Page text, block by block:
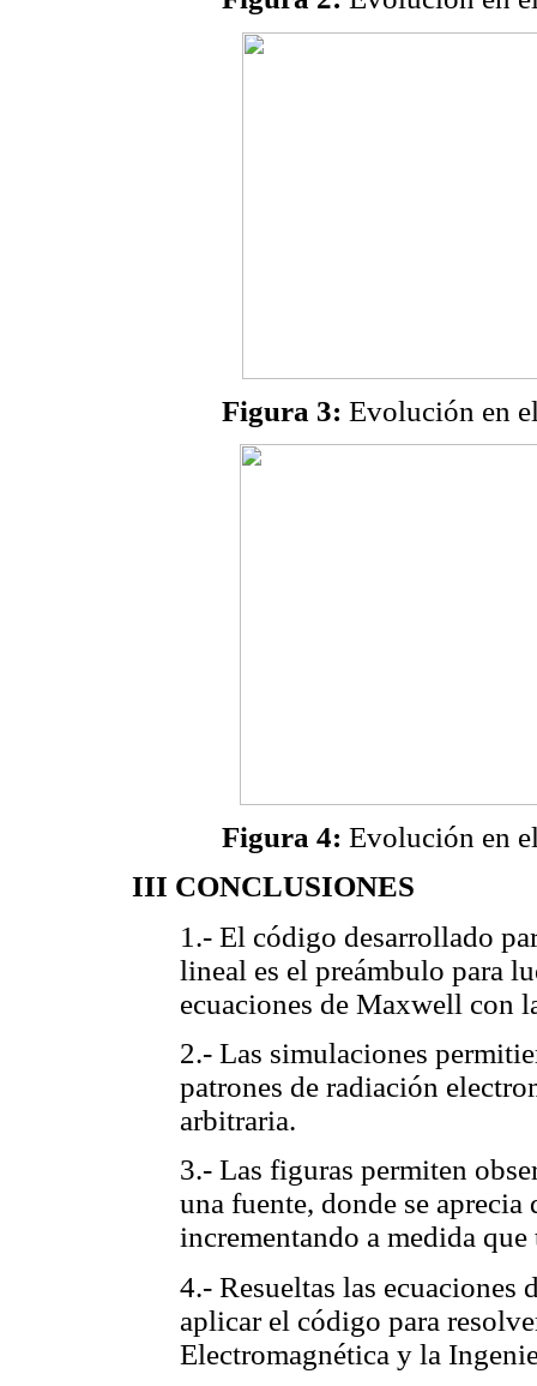
Figura 3: Evolución en
Figura 4: Evolución en
III CONCLUSIONES
1.- El código desarrollado
lineal es el preámbulo para
ecuaciones de Maxwell con
2.- Las simulaciones
patrones de radiación
arbitraria.
3.- Las figuras permiten
una fuente, donde se
incrementando a medida
4.- Resueltas las ecuaciones
aplicar el código para
Electromagnética y la